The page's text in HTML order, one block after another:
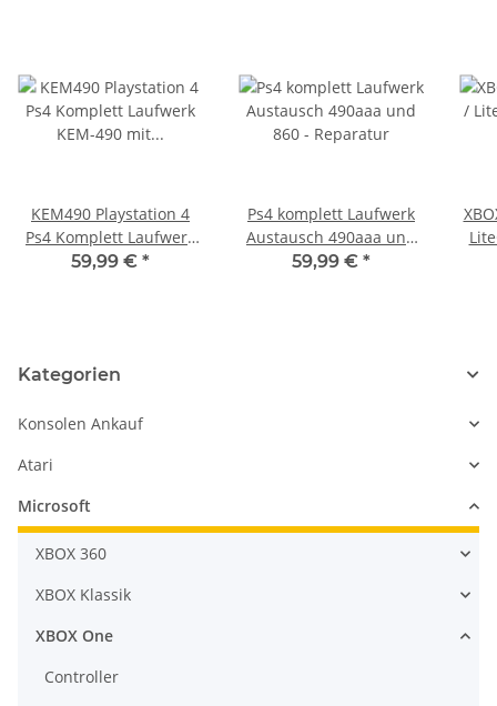
KEM490 Playstation 4
Ps4 Komplett Laufwerk
KEM-490 mit Laser 121559,99 € *
Ps4 komplett Laufwerk
Austausch 490aaa und
860 - Reparatur
59,99 € *
Kategorien
Konsolen Ankauf
Atari
Microsoft
XBOX 360
XBOX Klassik
XBOX One
Controller